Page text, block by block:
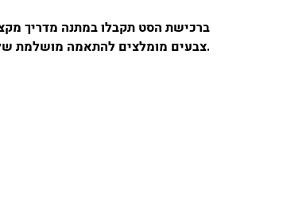
ברכישת הסט תקבלו במתנה מדריך
צבעים מומלצים להתאמה מושלמת של הגוון הרצוי.